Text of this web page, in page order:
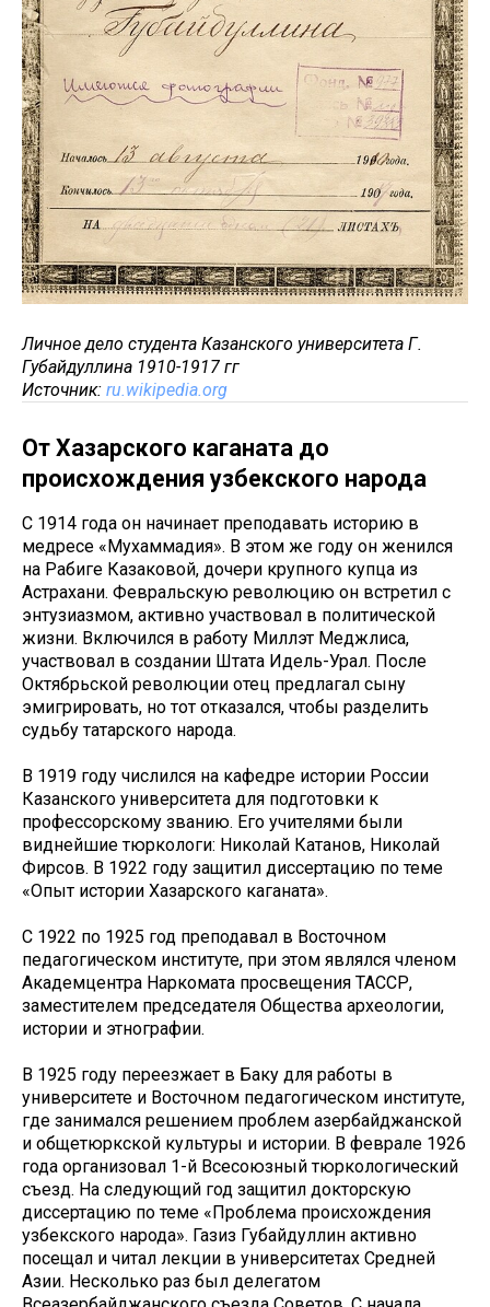
Личное дело студента Казанского университета Г.
Губайдуллина 1910-1917 гг
Источник: ru.wikipedia.org
От Хазарского каганата до
происхождения узбекского народа
С 1914 года он начинает преподавать историю в
медресе «Мухаммадия». В этом же году он женился
на Рабиге Казаковой, дочери крупного купца из
Астрахани. Февральскую революцию он встретил с
энтузиазмом, активно участвовал в политической
жизни. Включился в работу Миллэт Меджлиса,
участвовал в создании Штата Идель-Урал. После
Октябрьской революции отец предлагал сыну
эмигрировать, но тот отказался, чтобы разделить
судьбу татарского народа.
В 1919 году числился на кафедре истории России
Казанского университета для подготовки к
профессорскому званию. Его учителями были
виднейшие тюркологи: Николай Катанов, Николай
Фирсов. В 1922 году защитил диссертацию по теме
«Опыт истории Хазарского каганата».
С 1922 по 1925 год преподавал в Восточном
педагогическом институте, при этом являлся членом
Академцентра Наркомата просвещения ТАССР,
заместителем председателя Общества археологии,
истории и этнографии.
В 1925 году переезжает в Баку для работы в
университете и Восточном педагогическом институте,
где занимался решением проблем азербайджанской
и общетюркской культуры и истории. В феврале 1926
года организовал 1-й Всесоюзный тюркологический
съезд. На следующий год защитил докторскую
диссертацию по теме «Проблема происхождения
узбекского народа». Газиз Губайдуллин активно
посещал и читал лекции в университетах Средней
Азии. Несколько раз был делегатом